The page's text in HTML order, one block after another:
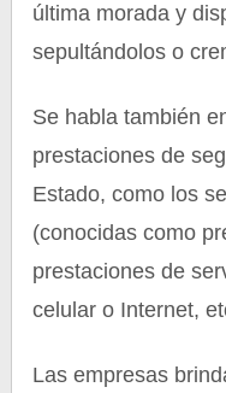
última morada y
sepultándolos o
Se habla también
prestaciones de
Estado, como los
(conocidas como
prestaciones de
celular o Internet,
Las empresas